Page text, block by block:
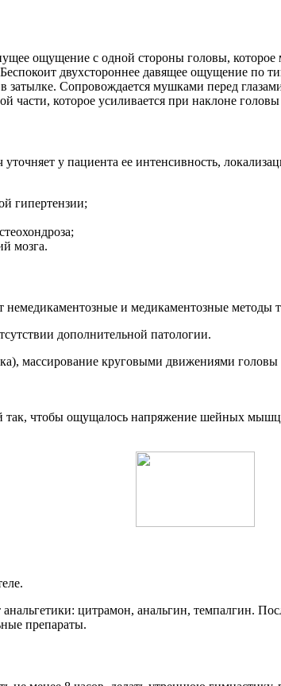
ощущение с одной стороны головы, которое
двухстороннее давящее ощущение по
затылке. Сопровождается мушками перед
части, которое усиливается при наклоне головы
у пациента ее интенсивность,
гипертензии;
мозга.
и медикаментозные методы
дополнительной патологии.
массирование круговыми движениями
так, чтобы ощущалось напряжение шейных
цитрамон, анальгин, темпалгин.
препараты.